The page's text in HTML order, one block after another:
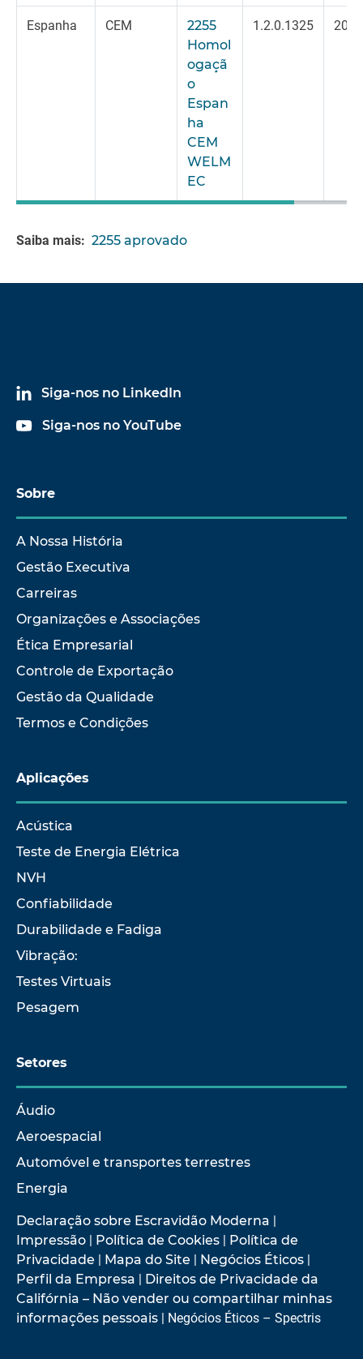
Espanha CEM
2255
Homol
ogaçã
o
Espan
ha
CEM
WELM
EC
1.2.0.1325
Saiba mais: 2255 aprovado
Siga-nos no LinkedIn
Siga-nos no YouTube
Sobre
A Nossa História
Gestão Executiva
Carreiras
Organizações e Associações
Ética Empresarial
Controle de Exportação
Gestão da Qualidade
Termos e Condições
Aplicações
Acústica
Teste de Energia Elétrica
NVH
Confiabilidade
Durabilidade e Fadiga
Vibração:
Testes Virtuais
Pesagem
Setores
Áudio
Aeroespacial
Automóvel e transportes terrestres
Energia
Declaração sobre Escravidão Moderna |
Impressão | Política de Cookies | Política de
Privacidade | Mapa do Site | Negócios Éticos |
Perfil da Empresa | Direitos de Privacidade da
Califórnia – Não vender ou compartilhar minhas
informações pessoais | Negócios Éticos – Spectris